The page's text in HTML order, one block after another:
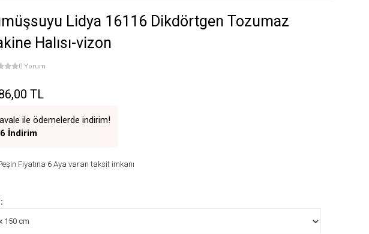
Lidya 16116 Dikdörtgen Tozumaz
Halısı-vizon
0 Yorum
TL
ile ödemelerde indirim!
İndirim
Fiyatına 6 Aya varan taksit imkanı